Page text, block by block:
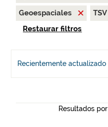
Geoespaciales
TSV
Restaurar filtros
Recientemente actualizado
Resultados